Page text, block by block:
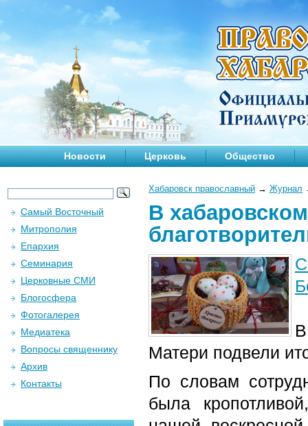
Новости Церковь Общество
Хабаровск православный → Журнал
В
Матери подвели
По словам
была
Самый Восточный
Митрополия
Епархия
Семинария
Церковные СМИ
Блогосфера
Фотогалерея
Медиатека
Вопросы священнику
Архив
Контакты